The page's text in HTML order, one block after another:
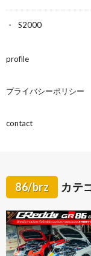
S2000
profile
プライバシーポリシー
contact
86/brz カテ